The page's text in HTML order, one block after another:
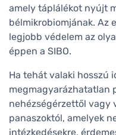
amely táplálékot nyújt
bélmikrobiomjának. Az
legjobb védelem az
éppen a SIBO.
Ha tehát valaki hosszú
megmagyarázhatatlan
nehézségérzettől vagy
panaszoktól, amelyek
intézkedésekre,